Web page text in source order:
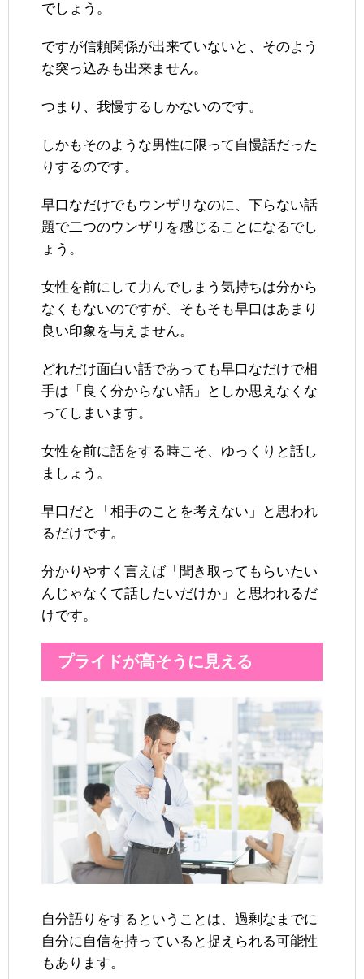
でしょう。
ですが信頼関係が出来ていないと、そのよう
な突っ込みも出来ません。
つまり、我慢するしかないのです。
しかもそのような男性に限って自慢話だった
りするのです。
早口なだけでもウンザリなのに、下らない話
題で二つのウンザリを感じることになるでし
ょう。
女性を前にして力んでしまう気持ちは分から
なくもないのですが、そもそも早口はあまり
良い印象を与えません。
どれだけ面白い話であっても早口なだけで相
手は「良く分からない話」としか思えなくな
ってしまいます。
女性を前に話をする時こそ、ゆっくりと話し
ましょう。
早口だと「相手のことを考えない」と思われ
るだけです。
分かりやすく言えば「聞き取ってもらいたい
んじゃなくて話したいだけか」と思われるだ
けです。
プライドが高そうに見える
自分語りをするということは、過剰なまでに
自分に自信を持っていると捉えられる可能性
もあります。